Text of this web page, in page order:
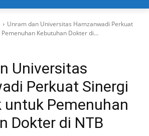
Unram dan Universitas Hamzanwadi Perkuat
Kebutuhan Dokter di...
Universitas
Perkuat Sinergi
untuk Pemenuhan
Dokter di NTB